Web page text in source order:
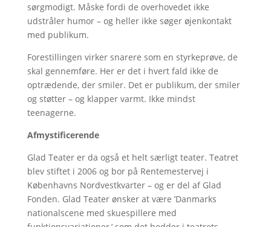
sørgmodigt. Måske fordi de overhovedet ikke
udstråler humor – og heller ikke søger øjenkontakt
med publikum.
Forestillingen virker snarere som en styrkeprøve, de
skal gennemføre. Her er det i hvert fald ikke de
optrædende, der smiler. Det er publikum, der smiler
og støtter – og klapper varmt. Ikke mindst
teenagerne.
Afmystificerende
Glad Teater er da også et helt særligt teater. Teatret
blev stiftet i 2006 og bor på Rentemestervej i
Københavns Nordvestkvarter – og er del af Glad
Fonden. Glad Teater ønsker at være ’Danmarks
nationalscene med skuespillere med